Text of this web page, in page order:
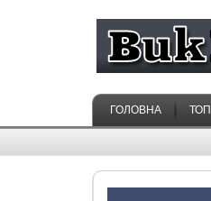
ГОЛОВНА ТОП